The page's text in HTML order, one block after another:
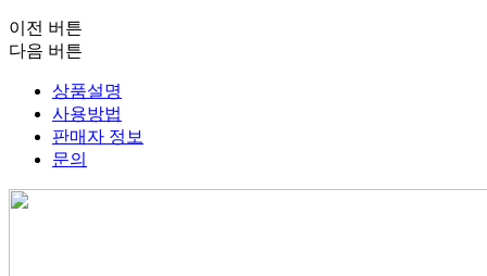
이전 버튼
다음 버튼
상품설명
사용방법
판매자 정보
문의